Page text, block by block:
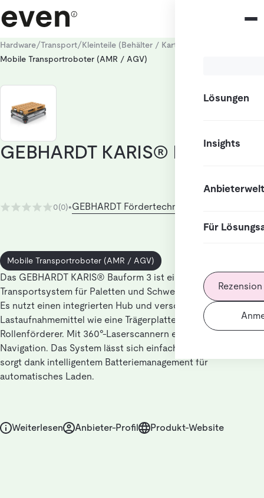
Lösungen
Insights
Anbieterwelt
Für
Hardware/Transport/Kleinteile (Behälter / Kartons)
Mobile Transportroboter (AMR / AGV)
GEBHARDT KARIS® Bauform 3
0(0)•GEBHARDT Fördertechnik GmbH
Mobile Transportroboter (AMR / AGV)
Das GEBHARDT KARIS® Bauform 3 ist ein Fahrerloses
Transportsystem für Paletten und Schwergüter bis 1500 kg.
Es nutzt einen integrierten Hub und verschiedene
Lastaufnahmemittel wie eine Trägerplatte oder einen
Rollenförderer. Mit 360°-Laserscannern erfolgt eine präzise
Navigation. Das System lässt sich einfach integrieren und
sorgt dank intelligentem Batteriemanagement für
automatisches Laden.
Weiterlesen Anbieter-Profil Produkt-Website